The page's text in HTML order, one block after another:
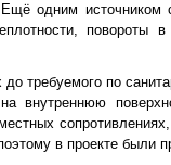
одним источником
требуемого по
внутреннюю
в проекте